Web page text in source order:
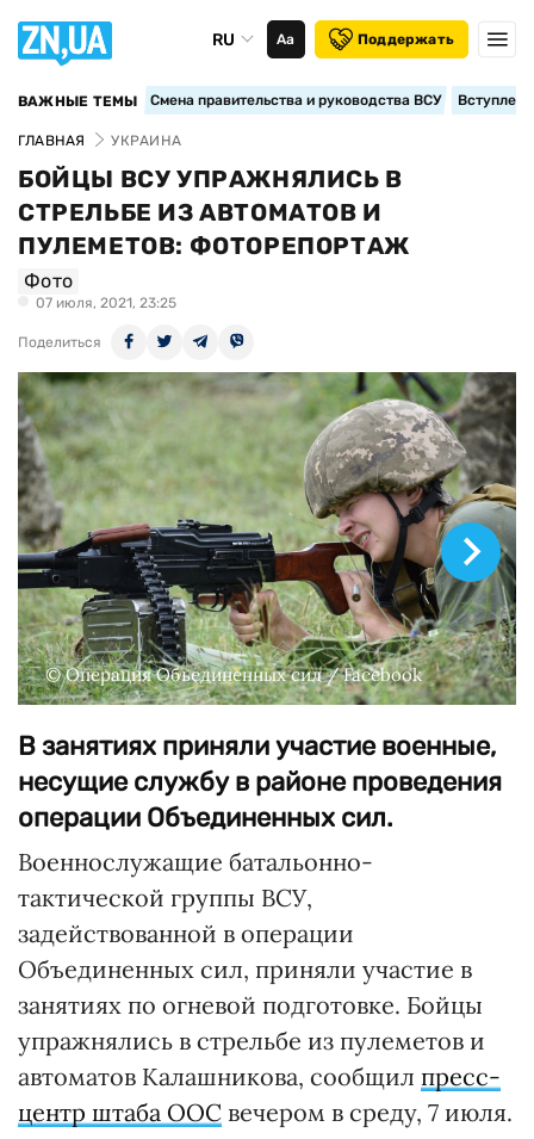
RU Аа Поддержать
ВАЖНЫЕ ТЕМЫ Смена правительства и руководства ВСУ
ГЛАВНАЯ УКРАИНА
БОЙЦЫ ВСУ УПРАЖНЯЛИСЬ В
СТРЕЛЬБЕ ИЗ АВТОМАТОВ И
ПУЛЕМЕТОВ: ФОТОРЕПОРТАЖ
Фото
07 июля, 2021, 23:25
Поделиться
© Операция Объединенных сил / Facebook
В занятиях приняли участие военные,
несущие службу в районе проведения
операции Объединенных сил.
Военнослужащие батальонно-
тактической группы ВСУ,
задействованной в операции
Объединенных сил, приняли участие в
занятиях по огневой подготовке. Бойцы
упражнялись в стрельбе из пулеметов и
автоматов Калашникова, сообщил пресс-
центр штаба ООС вечером в среду, 7 июля.